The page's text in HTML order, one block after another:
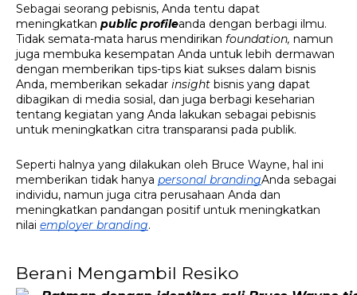
Sebagai seorang pebisnis, Anda tentu dapat
meningkatkan public profileanda dengan berbagi ilmu.
Tidak semata-mata harus mendirikan foundation, namun
juga membuka kesempatan Anda untuk lebih dermawan
dengan memberikan tips-tips kiat sukses dalam bisnis
Anda, memberikan sekadar insight bisnis yang dapat
dibagikan di media sosial, dan juga berbagi keseharian
tentang kegiatan yang Anda lakukan sebagai pebisnis
untuk meningkatkan citra transparansi pada publik.
Seperti halnya yang dilakukan oleh Bruce Wayne, hal ini
memberikan tidak hanya personal brandingAnda sebagai
individu, namun juga citra perusahaan Anda dan
meningkatkan pandangan positif untuk meningkatkan
nilai employer branding.
Berani Mengambil Resiko